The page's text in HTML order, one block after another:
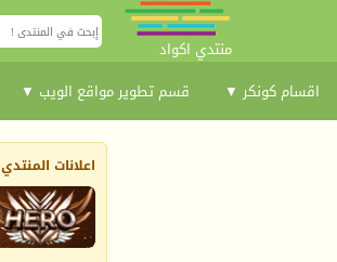
منتدي اكواد
اقسام كونكر ▼ قسم تطوير مواقع الويب ▼
اعلانات المنتدي